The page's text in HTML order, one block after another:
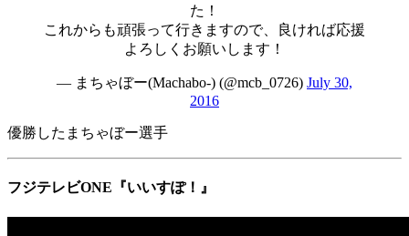
た！
これからも頑張って行きますので、良ければ応援
よろしくお願いします！
— まちゃぼー(Machabo-) (@mcb_0726) July 30,
2016
優勝したまちゃぼー選手
フジテレビONE『いいすぽ！』